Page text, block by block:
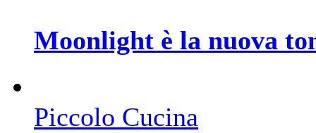
Moonlight è la nuova
Piccolo Cucina